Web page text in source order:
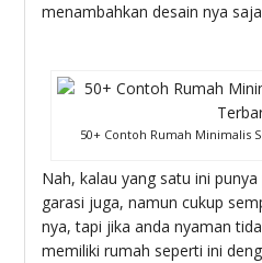
menambahkan desain nya
50+ Contoh Rumah Minimalis
Nah, kalau yang satu ini
garasi juga, namun cukup
nya, tapi jika anda nyaman
memiliki rumah seperti ini